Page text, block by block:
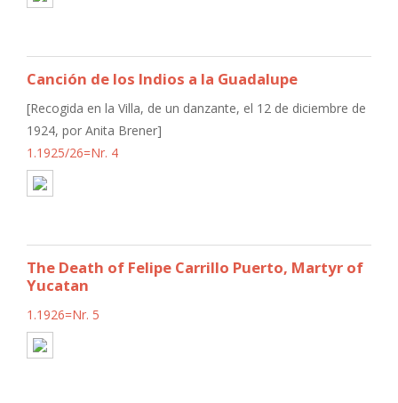
Canción de los Indios a la Guadalupe
[Recogida en la Villa, de un danzante, el 12 de diciembre de
1924, por Anita Brener]
1.1925/26=Nr. 4
The Death of Felipe Carrillo Puerto, Martyr of
Yucatan
1.1926=Nr. 5